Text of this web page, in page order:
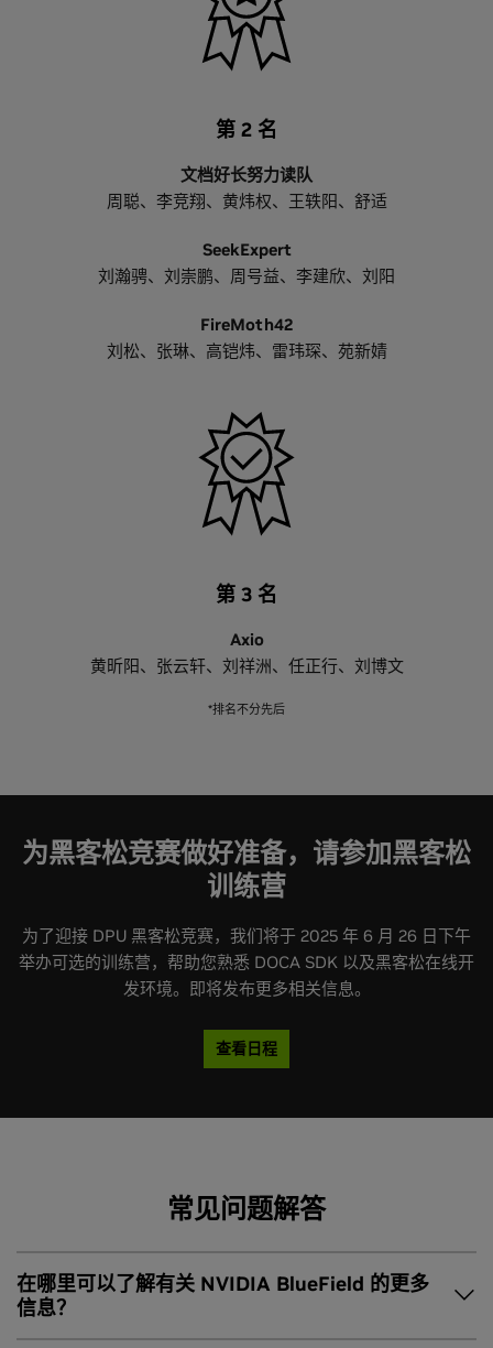
NVIDIA 网络亚太区高级总监
第 2 名
文档好长努力读队
周聪、李竞翔、黄炜权、王轶阳、舒适
SeekExpert
刘瀚骋、刘崇鹏、周号益、李建欣、刘阳
FireMoth42
刘松、张琳、高铠炜、雷玮琛、苑新婧
第 3 名
Axio
黄昕阳、张云轩、刘祥洲、任正行、刘博文
*排名不分先后
为黑客松竞赛做好准备，请参加黑客松
训练营
为了迎接 DPU 黑客松竞赛，我们将于 2025 年 6 月 26 日下午
举办可选的训练营，帮助您熟悉 DOCA SDK 以及黑客松在线开
发环境。即将发布更多相关信息。
查看日程
常见问题解答
在哪里可以了解有关 NVIDIA BlueField 的更多
信息？